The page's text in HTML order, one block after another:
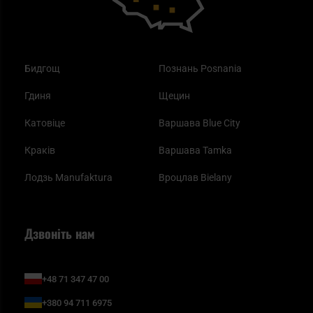
Бидгощ
Гдиня
Катовіце
Краків
Лодзь Manufaktura
Познань Posnania
Щецин
Варшава Blue City
Варшава Tamka
Вроцлав Bielany
Дзвоніть нам
+48 71 347 47 00
+380 94 711 6975